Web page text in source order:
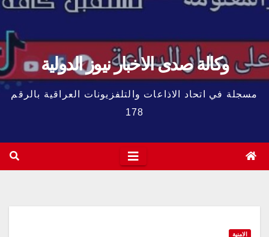
وكالة صدى الاخبار نيوز الدولية
مسجلة في اتحاد الاذاعات والتلفزيونات العراقية بالرقم
178
الامنية